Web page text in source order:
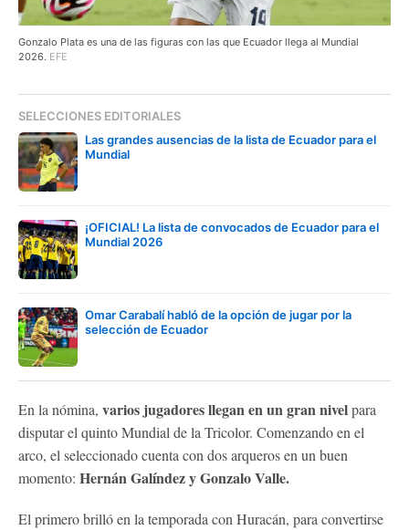
Gonzalo Plata es una de las figuras con las que Ecuador llega al Mundial
2026. EFE
SELECCIONES EDITORIALES
Las grandes ausencias de la lista de Ecuador para el
Mundial
¡OFICIAL! La lista de convocados de Ecuador para el
Mundial 2026
Omar Carabalí habló de la opción de jugar por la
selección de Ecuador
En la nómina, varios jugadores llegan en un gran nivelpara
disputar el quinto Mundial de la Tricolor. Comenzando en el
arco, el seleccionado cuenta con dos arqueros en un buen
momento: Hernán Galíndez y Gonzalo Valle.
El primero brilló en la temporada con Huracán, para convertirse